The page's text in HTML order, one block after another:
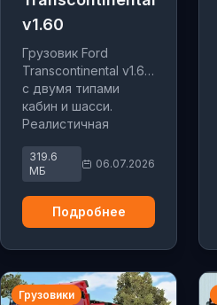
v1.60
Грузовик Ford
Transcontinental v1.60
с двумя типами
кабин и шасси.
Реалистичная
эффекты дождя и
солнцезащитные
шторки. Для ETS2
319.6
МБ
06.07.2026
Подробнее
Грузовики